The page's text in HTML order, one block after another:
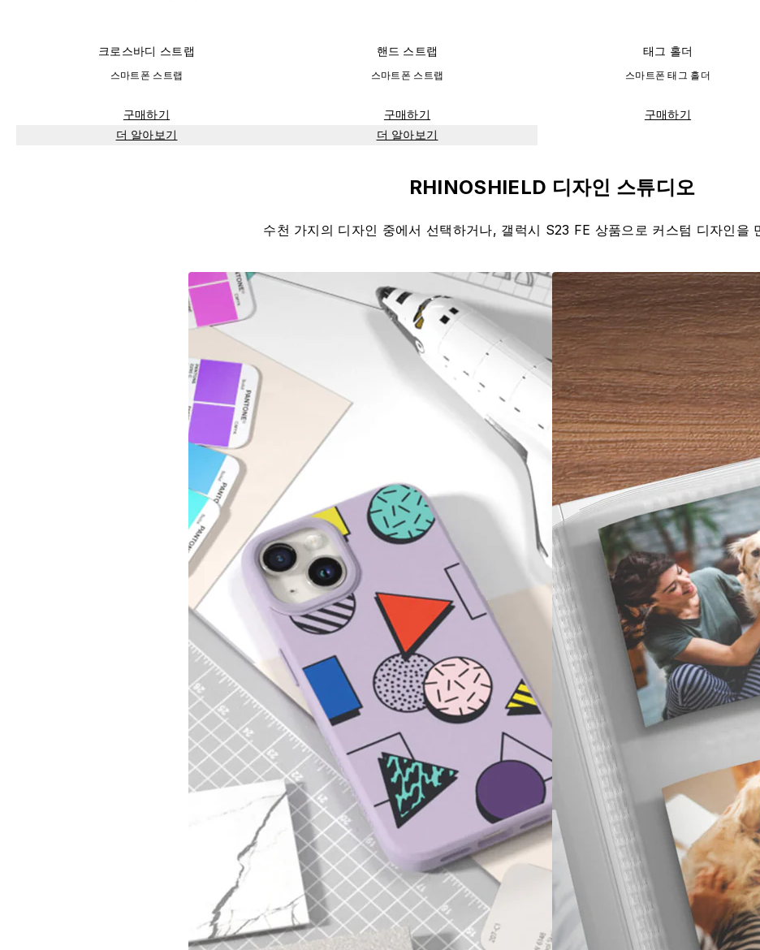
크로스바디 스트랩
스마트폰 스트랩
구매하기
더 알아보기
핸드 스트랩
스마트폰 스트랩
구매하기
더 알아보기
태그 홀더
스마트폰 태그 홀더
구매하기
RHINOSHIELD 디자인 스튜디오
수천 가지의 디자인 중에서 선택하거나, 갤럭시 S23 FE 상품으로 커스텀 디자인을